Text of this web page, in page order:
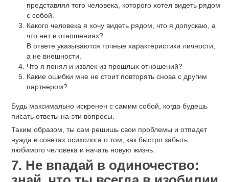
представлял того человека, которого хотел видеть рядом
с собой.
Какого человека я хочу видеть рядом, что я допускаю, а
что нет в отношениях?
В ответе указываются точные характеристики личности,
а не внешности.
Что я понял и извлек из прошлых отношений?
Какие ошибки мне не стоит повторять снова с другим
партнером?
Будь максимально искренен с самим собой, когда будешь
писать ответы на эти вопросы.
Таким образом, ты сам решишь свои проблемы и отпадет
нужда в советах психолога о том, как быстро забыть
любимого человека и начать новую жизнь.
7. Не впадай в одиночество: